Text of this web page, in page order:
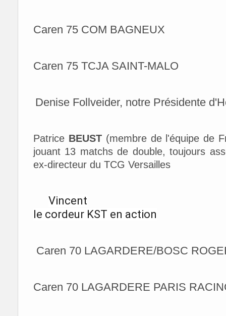
Caren 75 COM BAGNEUX
Caren 75 TCJA SAINT-MALO
Denise Follveider, notre Présidente
Patrice BEUST(membre de l'équipe de
jouant 13 matchs de double, toujours
ex-directeur du TCG Versailles
Vincent
le cordeur KST en action
Caren 70 LAGARDERE/BOSC
Caren 70 LAGARDERE PARIS